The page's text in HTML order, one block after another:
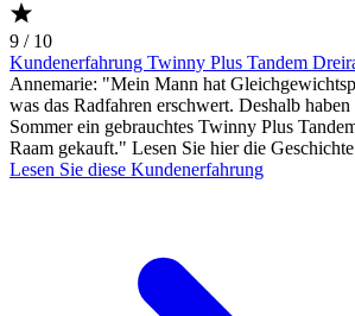
9 / 10
Kundenerfahrung Twinny Plus Tandem
Annemarie: "Mein Mann hat
was das Radfahren erschwert. Deshalb
Sommer ein gebrauchtes Twinny Plus
Raam gekauft." Lesen Sie hier die
Lesen Sie diese Kundenerfahrung